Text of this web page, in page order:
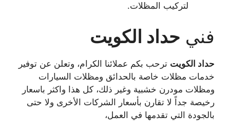
لتركيب المظلات.
فني حداد الكويت
حداد الكويت ترحب بكم عملائنا الكرام، وتعلن عن توفير
خدمات مظلات خاصة بالحدائق ومظلات السيارات
ومظلات مودرن خشبية وغير ذلك، كل هذا واكثر باسعار
رخيصة جداً لا تقارن بأسعار الشركات الأخرى ولا حتى
بالجودة التي تقدمها في العمل،